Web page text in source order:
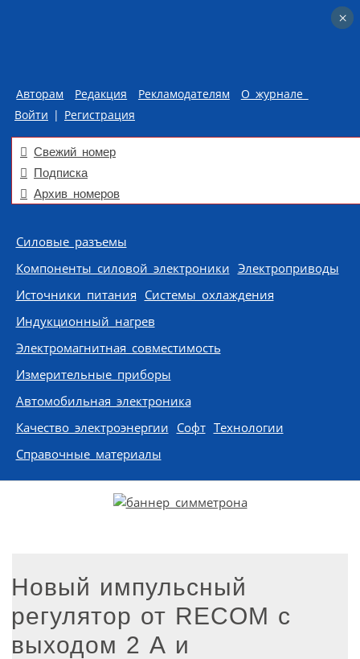
Авторам Редакция Рекламодателям
О журнале
Войти | Регистрация
Свежий номер
Подписка
Архив номеров
Skip to content
Силовые разъемы
Компоненты силовой электроники Электроприводы
Источники питания Системы охлаждения
Индукционный нагрев
Электромагнитная совместимость
Измерительные приборы
Автомобильная электроника
Качество электроэнергии Софт Технологии
Справочные материалы
Новый импульсный
регулятор от RECOM с
выходом 2 А и
×
×